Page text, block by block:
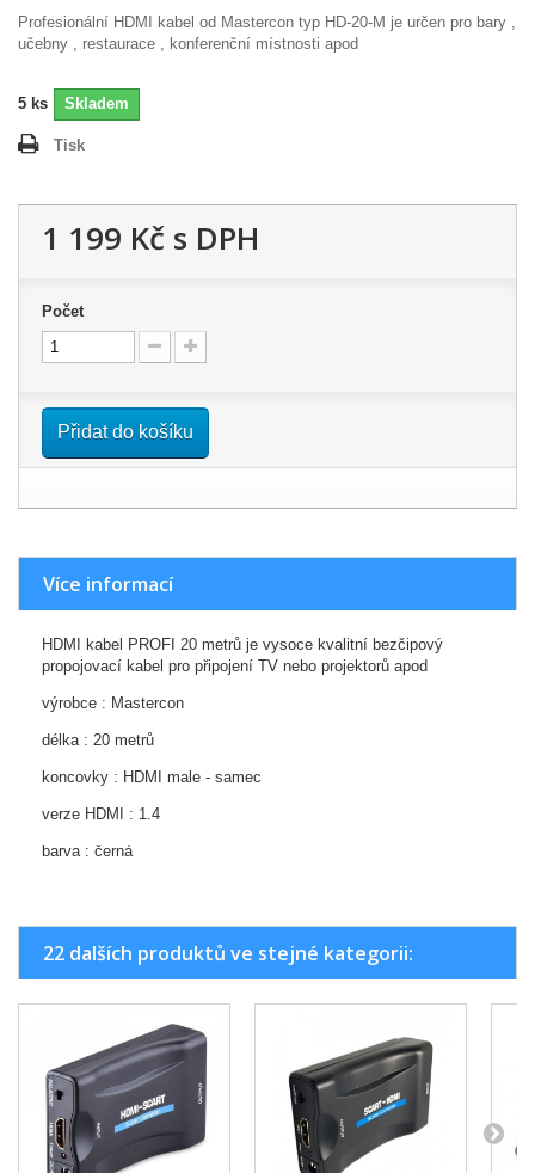
Profesionální HDMI kabel od Mastercon typ HD-20-M je určen pro bary ,
učebny , restaurace , konferenční místnosti apod
5 ks Skladem
Tisk
1 199 Kč s DPH
Počet
Přidat do košíku
Více informací
HDMI kabel PROFI 20 metrů je vysoce kvalitní bezčipový
propojovací kabel pro připojení TV nebo projektorů apod
výrobce : Mastercon
délka : 20 metrů
koncovky : HDMI male - samec
verze HDMI : 1.4
barva : černá
22 dalších produktů ve stejné kategorii: